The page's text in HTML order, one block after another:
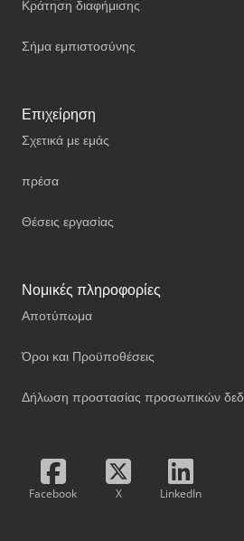
Κράτηση διαφήμισης
Σήμα εμπιστοσύνης
Επιχείρηση
Σχετικά με εμάς
πρέσα
Θέσεις εργασίας
Νομικές πληροφορίες
Αποτύπωμα
Όροι και Προϋποθέσεις
Δήλωση προστασίας προσωπικών
Facebook X LinkedIn